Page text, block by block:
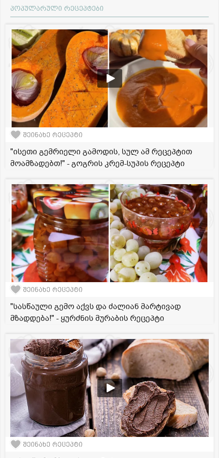
პოპულარული რეცეპტები
შეინახე რეცეპტი
"ისეთი გემრიელი გამოდის, სულ ამ რეცეპტით
მოამზადებთ!" - გოგრის კრემ-სუპის რეცეპტი
შეინახე რეცეპტი
"სასწაული გემო აქვს და ძალიან მარტივად
მზადდება!" - ყურძნის მურაბის რეცეპტი
შეინახე რეცეპტი